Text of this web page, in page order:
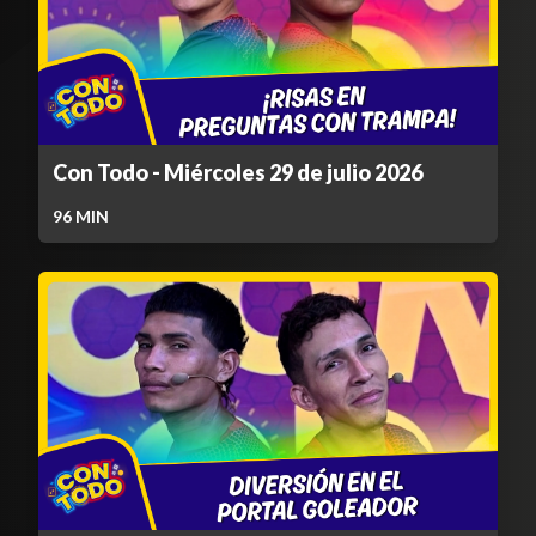
Con Todo - Miércoles 29 de julio 2026
96 MIN